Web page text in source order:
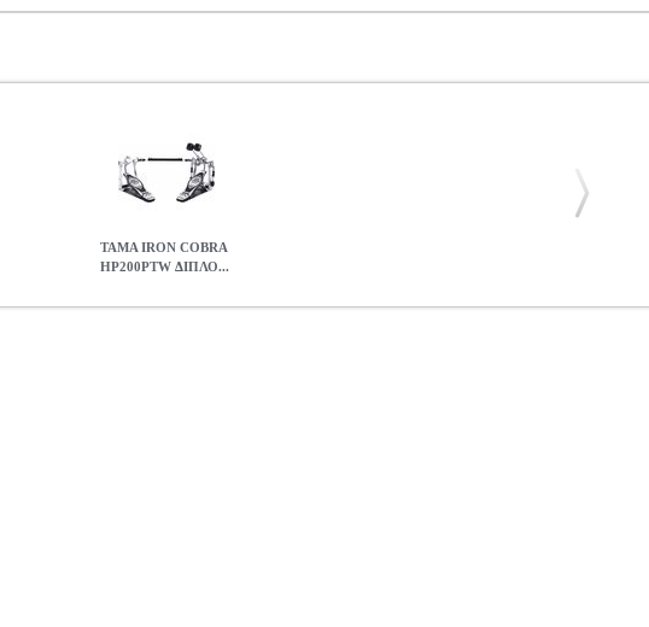
ΤΑΜΑ IRON COBRA
HP200PTW ΔΙΠΛΟ...